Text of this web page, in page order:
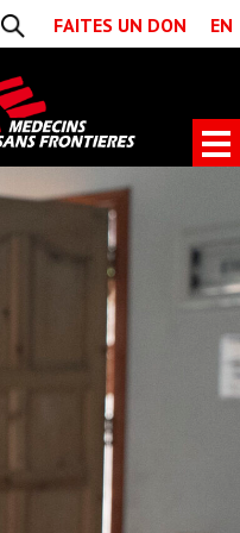
FAITES UN DON EN